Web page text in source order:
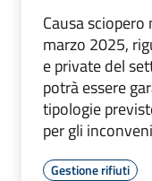
Causa
marzo 2025,
e private del
potrà essere
tipologie
per gli
Gestione rifiuti